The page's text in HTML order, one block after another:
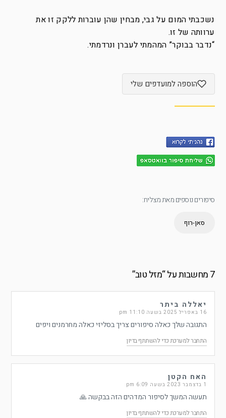
נשכבתי המום על גבי, מבחין שהן עוברות ללקק זו את
ערוותה של זו.
“נדבר בבוקר” המהמתי לעברן ונרדמתי.
הוספה למועדפים שלי
סיפורים נוספים מאת מצליח:
סאן-רוף
7 מחשבות על “ מזל טוב”
יאללה ביתר
16 באפריל 2025 בשעה 11:10 pm
התגובה שלך כאלה סיפורים צריך בסליזי כאלה מחרמנים ויפים
התחבר למערכת כדי להשתתף בדיון
האח הקטן
1 בדצמבר 2023 בשעה 6:09 pm
תעשה המשך לסיפור המדהים הזה בבקשה 🙏
התחבר למערכת כדי להשתתף בדיון